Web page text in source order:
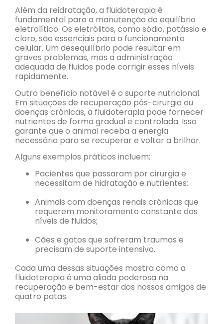
Além da reidratação, a fluidoterapia é
fundamental para a manutenção do equilíbrio
eletrolítico. Os eletrólitos, como sódio, potássio e
cloro, são essenciais para o funcionamento
celular. Um desequilíbrio pode resultar em
graves problemas, mas a administração
adequada de fluidos pode corrigir esses níveis
rapidamente.
Outro benefício notável é o suporte nutricional.
Em situações de recuperação pós-cirurgia ou
doenças crônicas, a fluidoterapia pode fornecer
nutrientes de forma gradual e controlada. Isso
garante que o animal receba a energia
necessária para se recuperar e voltar a brilhar.
Alguns exemplos práticos incluem:
Pacientes que passaram por cirurgia e
necessitam de hidratação e nutrientes;
Animais com doenças renais crônicas que
requerem monitoramento constante dos
níveis de fluidos;
Cães e gatos que sofreram traumas e
precisam de suporte intensivo.
Cada uma dessas situações mostra como a
fluidoterapia é uma aliada poderosa na
recuperação e bem-estar dos nossos amigos de
quatro patas.